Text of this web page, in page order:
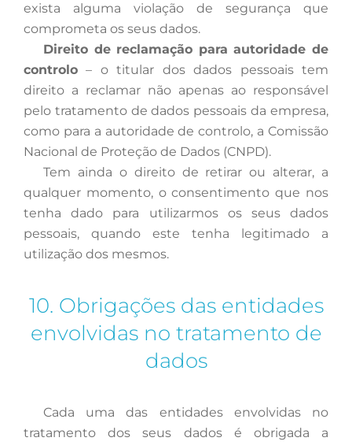
exista alguma violação de segurança que
comprometa os seus dados.
Direito de reclamação para autoridade de
controlo – o titular dos dados pessoais tem
direito a reclamar não apenas ao responsável
pelo tratamento de dados pessoais da empresa,
como para a autoridade de controlo, a Comissão
Nacional de Proteção de Dados (CNPD).
Tem ainda o direito de retirar ou alterar, a
qualquer momento, o consentimento que nos
tenha dado para utilizarmos os seus dados
pessoais, quando este tenha legitimado a
utilização dos mesmos.
10. Obrigações das entidades
envolvidas no tratamento de
dados
Cada uma das entidades envolvidas no
tratamento dos seus dados é obrigada a